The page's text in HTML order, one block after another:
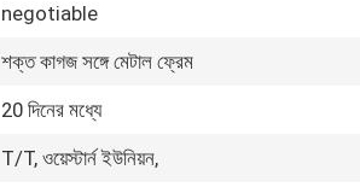
negotiable
শক্ত কাগজ সঙ্গে মেটাল ফ্রেম
20 দিনের মধ্যে
T/T, ওয়েস্টার্ন ইউনিয়ন,